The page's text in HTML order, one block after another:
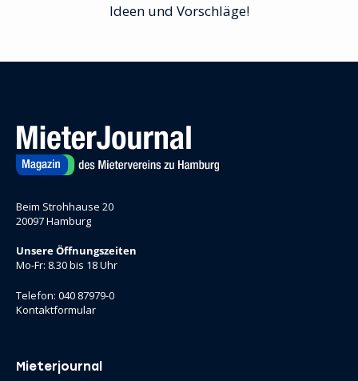
Ideen und Vorschläge!
Beim Strohhause 20
20097 Hamburg
Unsere Öffnungszeiten
Mo-Fr: 8.30 bis 18 Uhr
Telefon: 040 87979-0
Kontaktformular
Mieterjournal